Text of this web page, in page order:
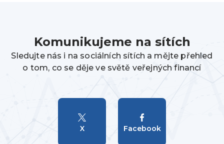
Komunikujeme na sítích
Sledujte nás i na sociálních sítích a mějte přehled
o tom, co se děje ve světě veřejných financí
X Facebook